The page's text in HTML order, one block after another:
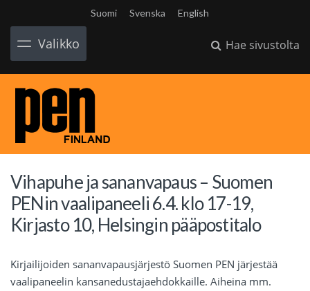
Suomi Svenska English
Valikko Hae sivustolta
Vihapuhe ja sananvapaus – Suomen
PENin vaalipaneeli 6.4. klo 17-19,
Kirjasto 10, Helsingin pääpostitalo
Kirjailijoiden sananvapausjärjestö Suomen PEN järjestää
vaalipaneelin kansanedustajaehdokkaille. Aiheina mm.